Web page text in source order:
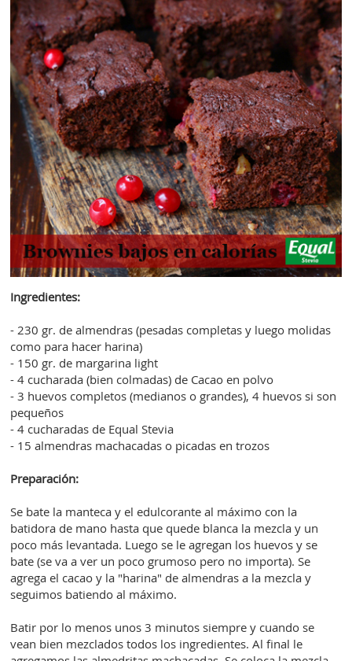
Ingredientes:
- 230 gr. de almendras (pesadas completas y luego molidas
como para hacer harina)
- 150 gr. de margarina light
- 4 cucharada (bien colmadas) de Cacao en polvo
- 3 huevos completos (medianos o grandes), 4 huevos si son
pequeños
- 4 cucharadas de Equal Stevia
- 15 almendras machacadas o picadas en trozos
Preparación:
Se bate la manteca y el edulcorante al máximo con la
batidora de mano hasta que quede blanca la mezcla y un
poco más levantada. Luego se le agregan los huevos y se
bate (se va a ver un poco grumoso pero no importa). Se
agrega el cacao y la "harina" de almendras a la mezcla y
seguimos batiendo al máximo.
Batir por lo menos unos 3 minutos siempre y cuando se
vean bien mezclados todos los ingredientes. Al final le